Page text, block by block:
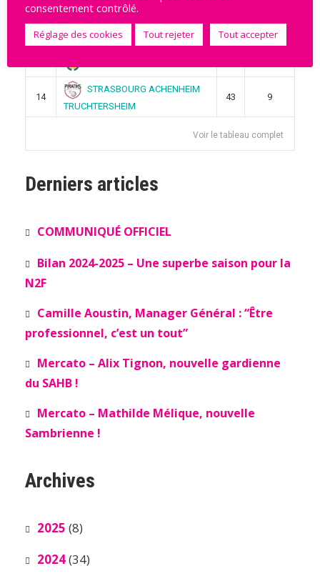
11 PLAN DE CUQUES
12 SAMBRE AVESNOIS 32 4
14
STRASBOURG ACHENHEIM
TRUCHTERSHEIM
43 9
Voir le tableau complet
Derniers articles
COMMUNIQUÉ OFFICIEL
Bilan 2024-2025 – Une superbe saison pour la
N2F
Camille Aoustin, Manager Général : “Être
professionnel, c’est un tout”
Mercato – Alix Tignon, nouvelle gardienne
du SAHB !
Mercato – Mathilde Mélique, nouvelle
Sambrienne !
Archives
2025 (8)
2024(34)
consentement contrôlé.
Réglage des cookies Tout rejeter Tout accepter